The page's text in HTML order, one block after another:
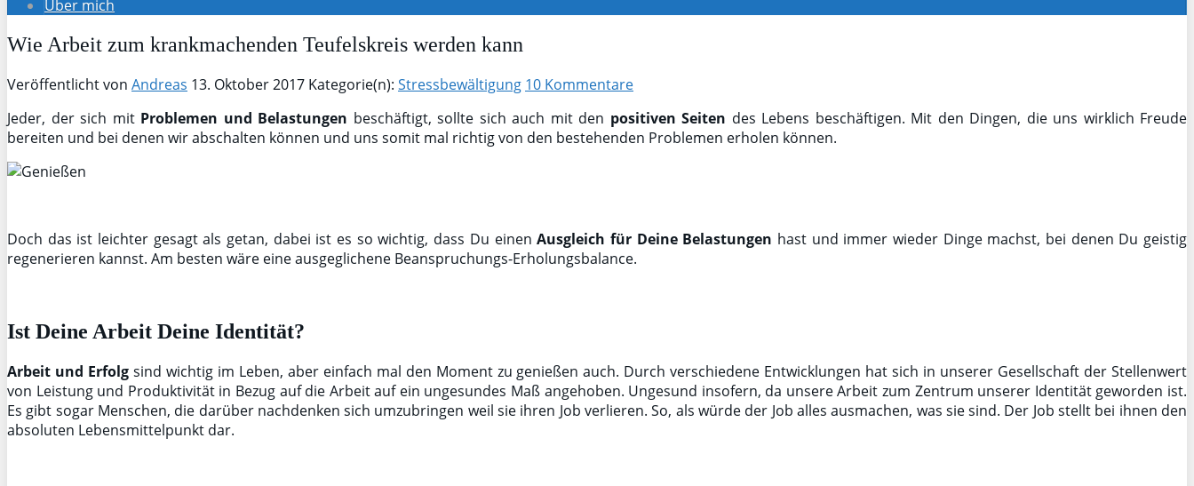
Über mich
Wie Arbeit zum krankmachenden Teufelskreis werden kann
Veröffentlicht von Andreas 13. Oktober 2017 Kategorie(n): Stressbewältigung 10 Kommentare
Jeder, der sich mit Problemen und Belastungen beschäftigt, sollte sich auch mit den positiven Seiten des Lebens beschäftigen. Mit den Dingen, die uns wirklich Freude
bereiten und bei denen wir abschalten können und uns somit mal richtig von den bestehenden Problemen erholen können.
Doch das ist leichter gesagt als getan, dabei ist es so wichtig, dass Du einenAusgleich für Deine Belastungen hast und immer wieder Dinge machst, bei denen Du geistig
regenerieren kannst. Am besten wäre eine ausgeglichene Beanspruchungs-Erholungsbalance.
Ist Deine Arbeit Deine Identität?
Arbeit und Erfolgsind wichtig im Leben, aber einfach mal den Moment zu genießen auch. Durch verschiedene Entwicklungen hat sich in unserer Gesellschaft der Stellenwert
von Leistung und Produktivität in Bezug auf die Arbeit auf ein ungesundes Maß angehoben. Ungesund insofern, da unsere Arbeit zum Zentrum unserer Identität geworden ist.
Es gibt sogar Menschen, die darüber nachdenken sich umzubringen weil sie ihren Job verlieren. So, als würde der Job alles ausmachen, was sie sind. Der Job stellt bei ihnen den
absoluten Lebensmittelpunkt dar.